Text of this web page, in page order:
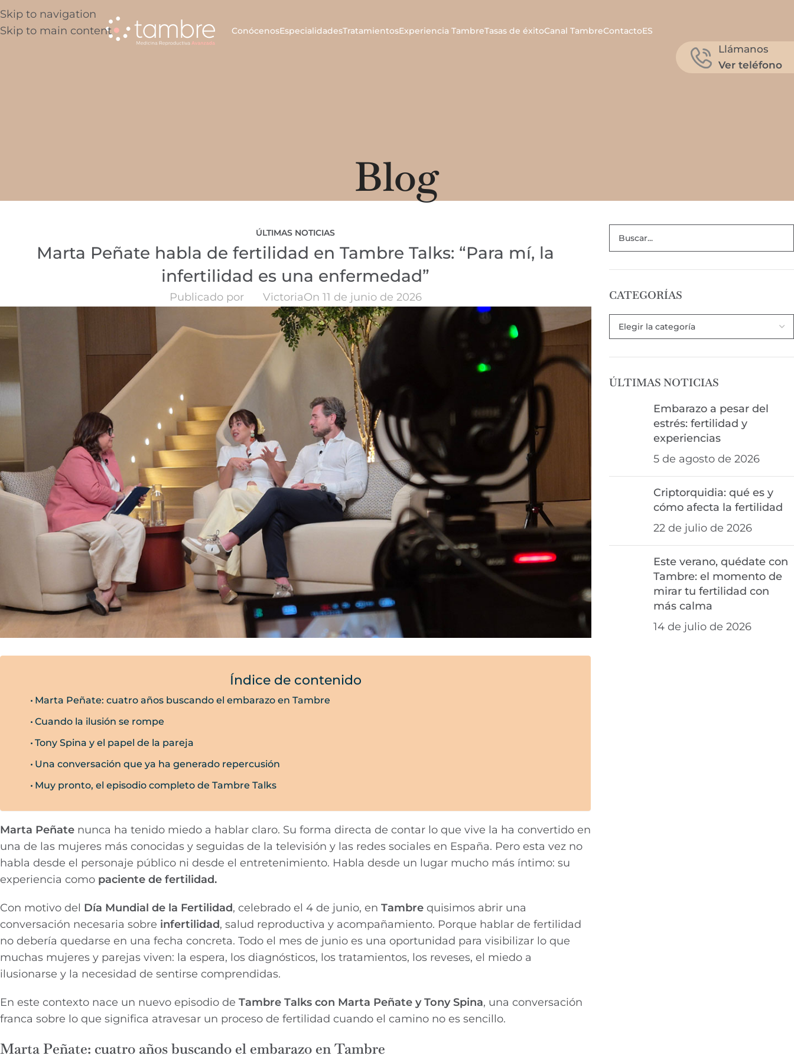
Skip to navigation
Skip to main content
ConócenosEspecialidadesTratamientosExperiencia TambreTasas de éxitoCanal TambreContactoES
Llámanos
Ver teléfono
Blog
ÚLTIMAS NOTICIAS
Marta Peñate habla de fertilidad en Tambre Talks: “Para mí, la
infertilidad es una enfermedad”
Publicado por VictoriaOn 11 de junio de 2026
Índice de contenido
Marta Peñate: cuatro años buscando el embarazo en Tambre
Cuando la ilusión se rompe
Tony Spina y el papel de la pareja
Una conversación que ya ha generado repercusión
Muy pronto, el episodio completo de Tambre Talks
Marta Peñate nunca ha tenido miedo a hablar claro. Su forma directa de contar lo que vive la ha convertido en
una de las mujeres más conocidas y seguidas de la televisión y las redes sociales en España. Pero esta vez no
habla desde el personaje público ni desde el entretenimiento. Habla desde un lugar mucho más íntimo: su
experiencia como paciente de fertilidad.
Con motivo del Día Mundial de la Fertilidad, celebrado el 4 de junio, en Tambre quisimos abrir una
conversación necesaria sobre infertilidad, salud reproductiva y acompañamiento. Porque hablar de fertilidad
no debería quedarse en una fecha concreta. Todo el mes de junio es una oportunidad para visibilizar lo que
muchas mujeres y parejas viven: la espera, los diagnósticos, los tratamientos, los reveses, el miedo a
ilusionarse y la necesidad de sentirse comprendidas.
En este contexto nace un nuevo episodio de Tambre Talks con Marta Peñate y Tony Spina, una conversación
franca sobre lo que significa atravesar un proceso de fertilidad cuando el camino no es sencillo.
Marta Peñate: cuatro años buscando el embarazo en Tambre
CATEGORÍAS
ÚLTIMAS NOTICIAS
Embarazo a pesar del
estrés: fertilidad y
experiencias
5 de agosto de 2026
Criptorquidia: qué es y
cómo afecta la fertilidad
22 de julio de 2026
Este verano, quédate con
Tambre: el momento de
mirar tu fertilidad con
más calma
14 de julio de 2026